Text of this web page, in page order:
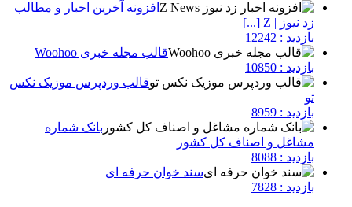
افزونه آخرین اخبار و مطالب
زد نیوز | Z [...]
بازدید : 12242
قالب مجله خبری Woohoo
بازدید : 10850
قالب وردپرس موزیک نکس
تو
بازدید : 8959
بانک شماره
مشاغل و اصناف کل کشور
بازدید : 8088
سند خوان حرفه ای
بازدید : 7828